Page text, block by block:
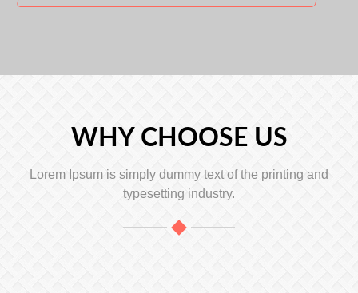
WHY CHOOSE US
Lorem Ipsum is simply dummy text of the printing and
typesetting industry.